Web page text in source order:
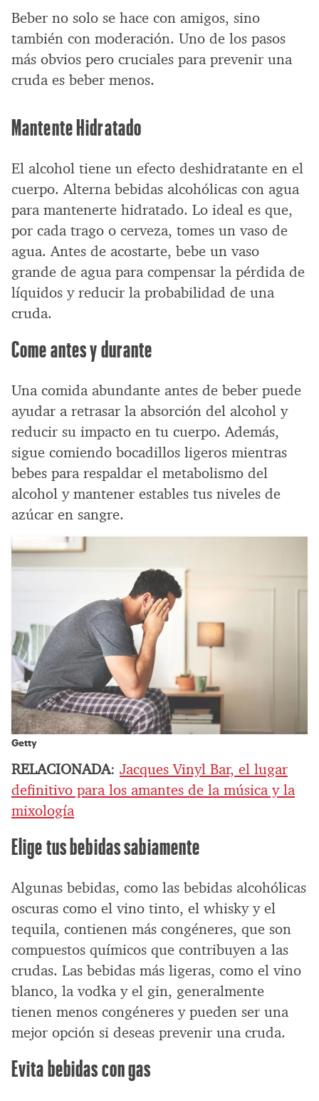
Beber no solo se hace con amigos, sino
también con moderación. Uno de los pasos
más obvios pero cruciales para prevenir una
cruda es beber menos.
Mantente Hidratado
El alcohol tiene un efecto deshidratante en el
cuerpo. Alterna bebidas alcohólicas con agua
para mantenerte hidratado. Lo ideal es que,
por cada trago o cerveza, tomes un vaso de
agua. Antes de acostarte, bebe un vaso
grande de agua para compensar la pérdida de
líquidos y reducir la probabilidad de una
cruda.
Come antes y durante
Una comida abundante antes de beber puede
ayudar a retrasar la absorción del alcohol y
reducir su impacto en tu cuerpo. Además,
sigue comiendo bocadillos ligeros mientras
bebes para respaldar el metabolismo del
alcohol y mantener estables tus niveles de
azúcar en sangre.
Getty
RELACIONADA: Jacques Vinyl Bar, el lugar
definitivo para los amantes de la música y la
mixología
Elige tus bebidas sabiamente
Algunas bebidas, como las bebidas alcohólicas
oscuras como el vino tinto, el whisky y el
tequila, contienen más congéneres, que son
compuestos químicos que contribuyen a las
crudas. Las bebidas más ligeras, como el vino
blanco, la vodka y el gin, generalmente
tienen menos congéneres y pueden ser una
mejor opción si deseas prevenir una cruda.
Evita bebidas con gas